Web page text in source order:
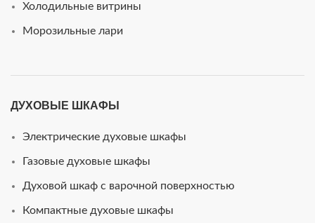
Холодильные витрины
Морозильные лари
ДУХОВЫЕ ШКАФЫ
Электрические духовые шкафы
Газовые духовые шкафы
Духовой шкаф с варочной поверхностью
Компактные духовые шкафы